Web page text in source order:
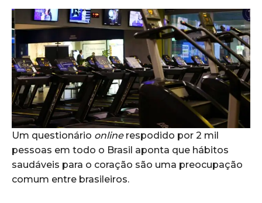
Um questionário onlinerespodido por 2 mil
pessoas em todo o Brasil aponta que hábitos
saudáveis para o coração são uma preocupação
comum entre brasileiros.